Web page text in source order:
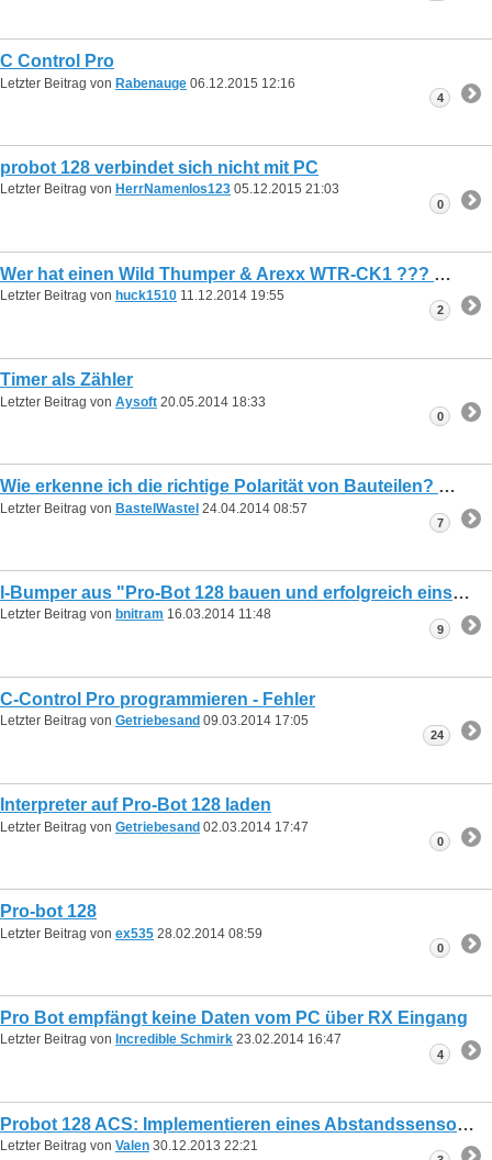
C Control Pro
Letzter Beitrag von Rabenauge 06.12.2015 12:16
4
probot 128 verbindet sich nicht mit PC
Letzter Beitrag von HerrNamenlos123 05.12.2015 21:03
0
Wer hat einen Wild Thumper & Arexx WTR-CK1 ???
Letzter Beitrag von huck1510 11.12.2014 19:55
2
Timer als Zähler
Letzter Beitrag von Aysoft 20.05.2014 18:33
0
Wie erkenne ich die richtige Polarität von Bauteilen?
Letzter Beitrag von BastelWastel 24.04.2014 08:57
7
I-Bumper aus "Pro-Bot 128 bauen und erfolgreich einsetzen" - Problem mit Lib
Letzter Beitrag von bnitram 16.03.2014 11:48
9
C-Control Pro programmieren - Fehler
Letzter Beitrag von Getriebesand 09.03.2014 17:05
24
Interpreter auf Pro-Bot 128 laden
Letzter Beitrag von Getriebesand 02.03.2014 17:47
0
Pro-bot 128
Letzter Beitrag von ex535 28.02.2014 08:59
0
Pro Bot empfängt keine Daten vom PC über RX Eingang
Letzter Beitrag von Incredible Schmirk 23.02.2014 16:47
4
Probot 128 ACS: Implementieren eines Abstandssensors/Distanzmessers
Letzter Beitrag von Valen 30.12.2013 22:21